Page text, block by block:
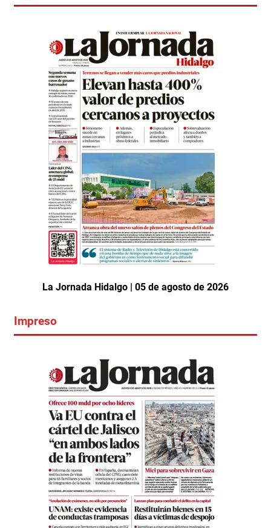
La Jornada Hidalgo | 05 de agosto de 2026
Impreso